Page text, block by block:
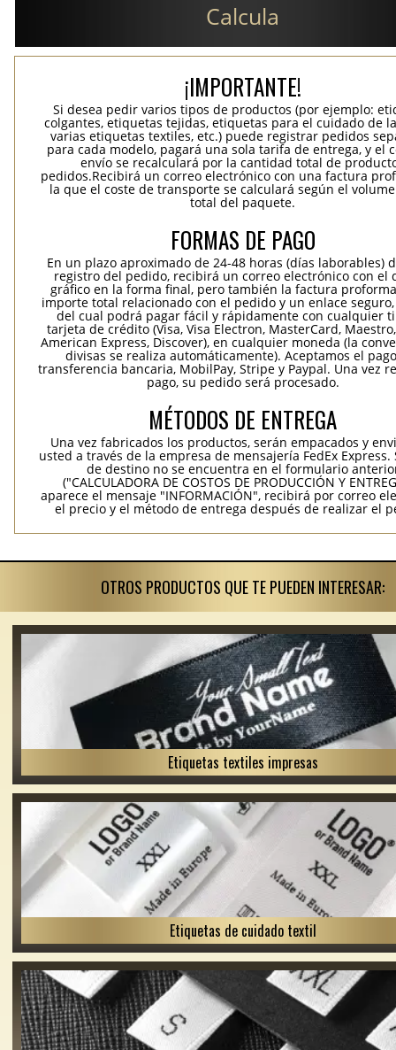
Calcula
¡IMPORTANTE!
Si desea pedir varios tipos de productos (por ejemplo:
colgantes, etiquetas tejidas, etiquetas para el cuidado de
varias etiquetas textiles, etc.) puede registrar pedidos
para cada modelo, pagará una sola tarifa de entrega, y el
envío se recalculará por la cantidad total de
pedidos.Recibirá un correo electrónico con una factura
la que el coste de transporte se calculará según el
total del paquete.
FORMAS DE PAGO
En un plazo aproximado de 24-48 horas (días laborables)
registro del pedido, recibirá un correo electrónico con el
gráfico en la forma final, pero también la factura
importe total relacionado con el pedido y un enlace
del cual podrá pagar fácil y rápidamente con cualquier
tarjeta de crédito (Visa, Visa Electron, MasterCard,
American Express, Discover), en cualquier moneda (la
divisas se realiza automáticamente). Aceptamos el
transferencia bancaria, MobilPay, Stripe y Paypal. Una vez
pago, su pedido será procesado.
MÉTODOS DE ENTREGA
Una vez fabricados los productos, serán empacados y
usted a través de la empresa de mensajería FedEx Express.
de destino no se encuentra en el formulario
("CALCULADORA DE COSTOS DE PRODUCCIÓN Y
aparece el mensaje "INFORMACIÓN", recibirá por correo
el precio y el método de entrega después de realizar el
OTROS PRODUCTOS QUE TE PUEDEN INTERESAR:
Etiquetas textiles impresas
Etiquetas de cuidado textil